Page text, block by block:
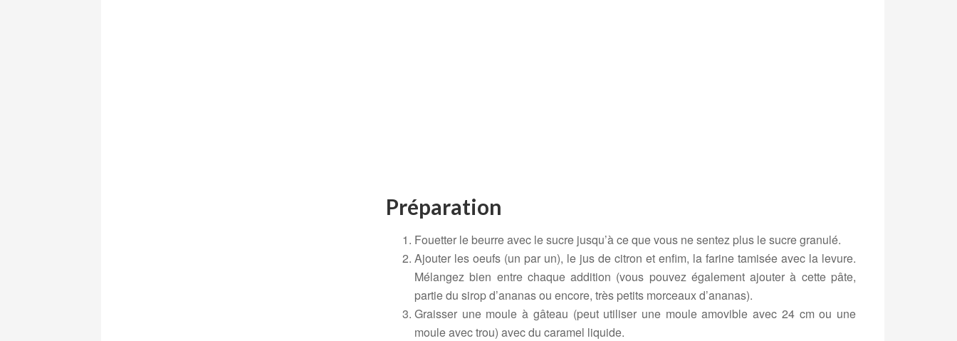
Préparation
Fouetter le beurre avec le sucre jusqu’à ce que vous ne sentez plus le sucre granulé.
Ajouter les oeufs (un par un), le jus de citron et enfim, la farine tamisée avec la levure.
Mélangez bien entre chaque addition (vous pouvez également ajouter à cette pâte,
partie du sirop d’ananas ou encore, très petits morceaux d’ananas).
Graisser une moule à gâteau (peut utiliser une moule amovible avec 24 cm ou une
moule avec trou) avec du caramel liquide.